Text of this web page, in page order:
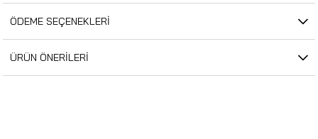
ÖDEME SEÇENEKLERI
ÜRÜN ÖNERILERI